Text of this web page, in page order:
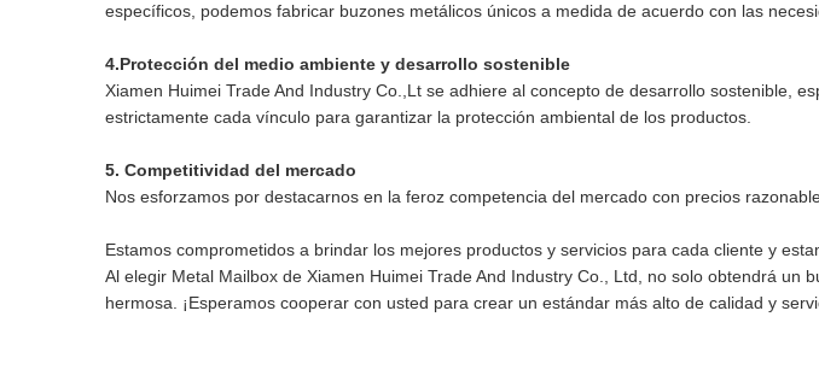
específicos, podemos fabricar buzones metálicos únicos a medida de acuerdo con las
4.Protección del medio ambiente y desarrollo sostenible
Xiamen Huimei Trade And Industry Co.,Lt se adhiere al concepto de desarrollo sostenible,
estrictamente cada vínculo para garantizar la protección ambiental de los productos.
5. Competitividad del mercado
Nos esforzamos por destacarnos en la feroz competencia del mercado con precios
Estamos comprometidos a brindar los mejores productos y servicios para cada cliente y
Al elegir Metal Mailbox de Xiamen Huimei Trade And Industry Co., Ltd, no solo obtendrá
hermosa. ¡Esperamos cooperar con usted para crear un estándar más alto de calidad y